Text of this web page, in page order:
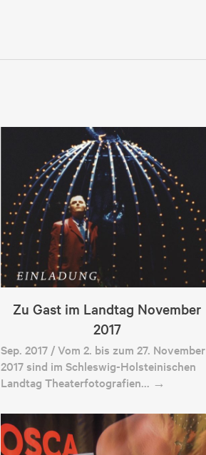
Zu Gast im Landtag November
2017
Sep. 2017 / Vom 2. bis zum 27. November
2017 sind im Schleswig-Holsteinischen
Landtag Theaterfotografien… →